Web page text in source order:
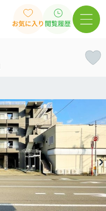
お気に入り 閲覧履歴